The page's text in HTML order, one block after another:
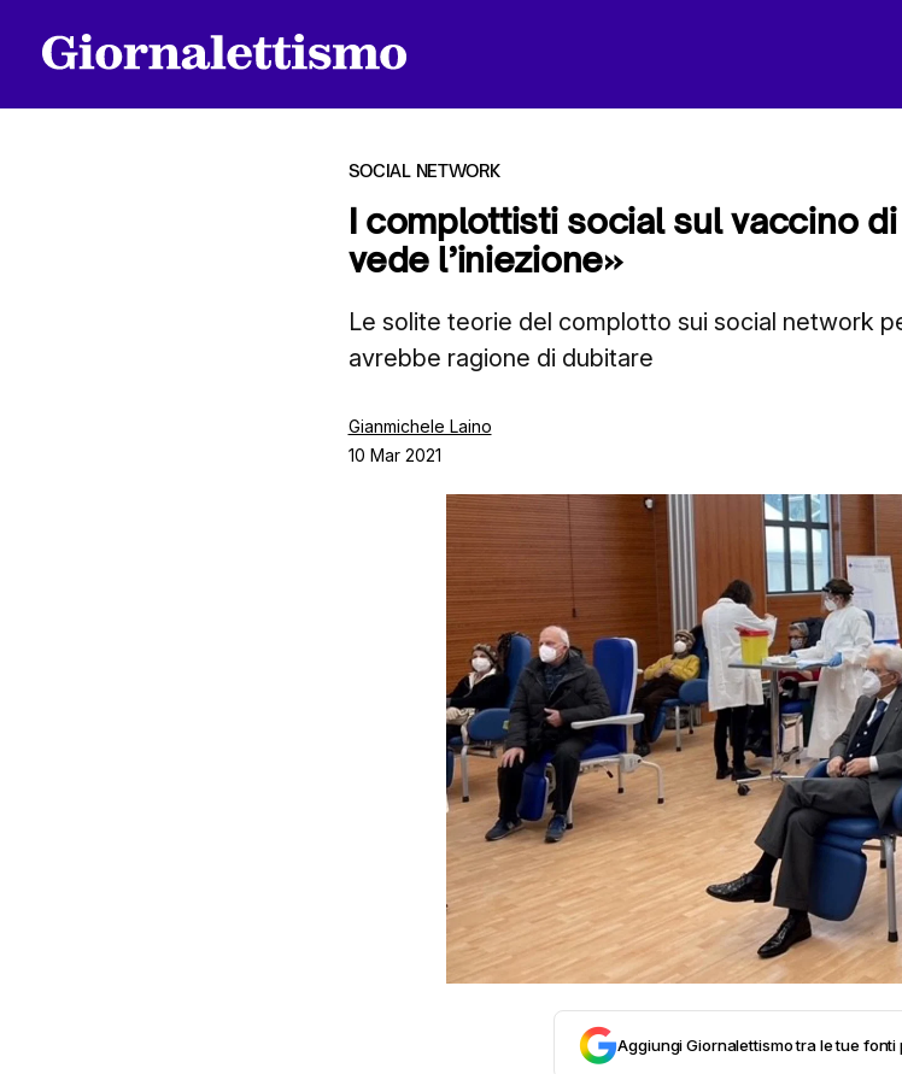
SOCIAL NETWORK
I complottisti social sul vaccino
vede l’iniezione»
Le solite teorie del complotto sui social network
avrebbe ragione di dubitare
Gianmichele Laino
10 Mar 2021
Aggiungi Giornalettismo tra le tue